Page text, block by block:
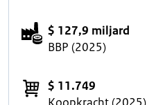
$ 127,9 miljard
BBP (2025)
$ 11.749